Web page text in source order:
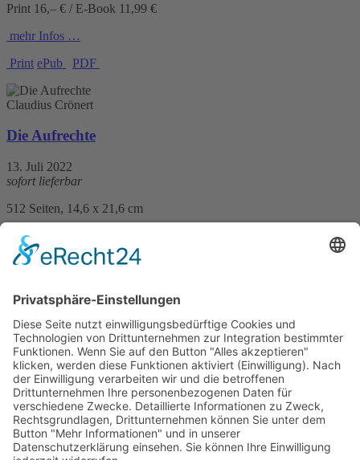
Print 16,– € / E-Book 11,99 €
mehr Infos …
Print ePub PDF
Claudius Crönert
Die Aufrechte
13. Juli 2022
sofort lieferbar
512 Seiten, 14,6 x 21,6 cm
Print 26,– € / E-Book 19,99 €
mehr Infos …
Sibylle Baillon
Wie Spuren am See - Die Erbin
12. Juli 2023
sofort lieferbar
368 Seiten, 12,5 x 20,5 cm